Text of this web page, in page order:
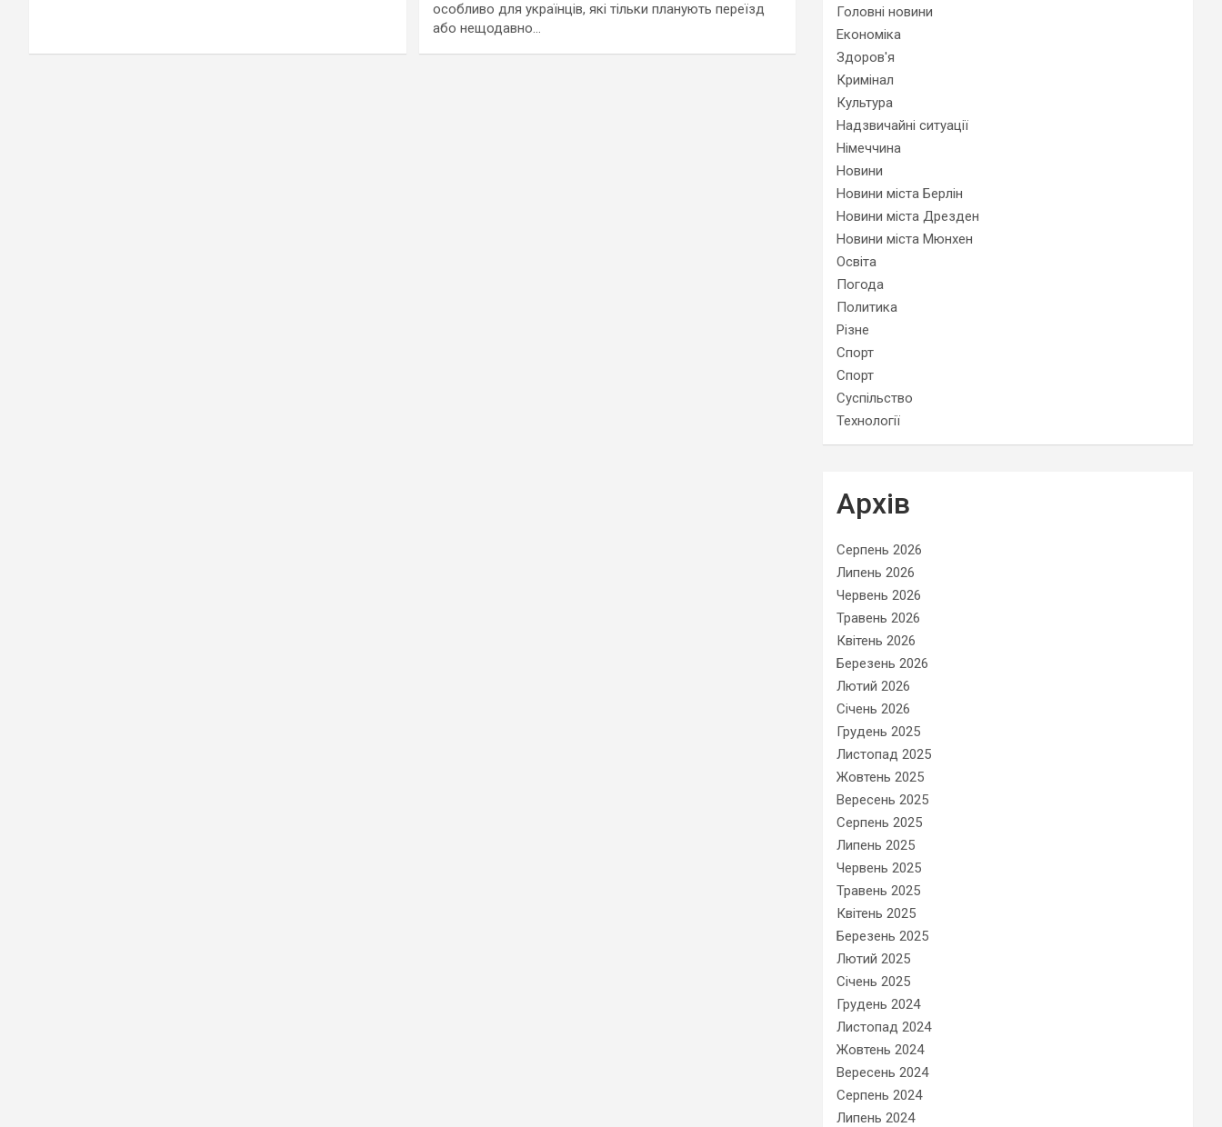
особливо для українців, які тільки планують переїзд
або нещодавно…
Головні новини
Економіка
Здоров'я
Кримінал
Культура
Надзвичайні ситуації
Німеччина
Новини
Новини міста Берлін
Новини міста Дрезден
Новини міста Мюнхен
Освіта
Погода
Политика
Різне
Спорт
Спорт
Суспільство
Технології
Архів
Серпень 2026
Липень 2026
Червень 2026
Травень 2026
Квітень 2026
Березень 2026
Лютий 2026
Січень 2026
Грудень 2025
Листопад 2025
Жовтень 2025
Вересень 2025
Серпень 2025
Липень 2025
Червень 2025
Травень 2025
Квітень 2025
Березень 2025
Лютий 2025
Січень 2025
Грудень 2024
Листопад 2024
Жовтень 2024
Вересень 2024
Серпень 2024
Липень 2024